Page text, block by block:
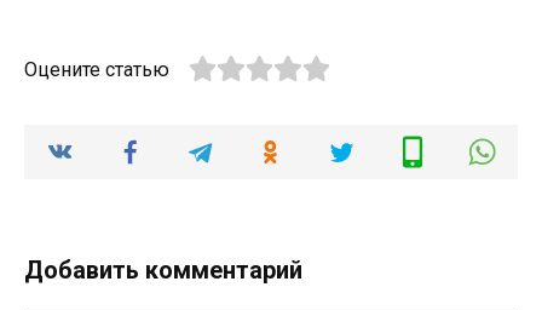
Оцените статью
Добавить комментарий